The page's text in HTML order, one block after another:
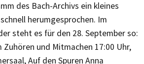
des Bach-Archivs ein kleines
herumgesprochen. Im
steht es für den 28. September so:
und Mitmachen 17:00 Uhr,
Auf den Spuren Anna